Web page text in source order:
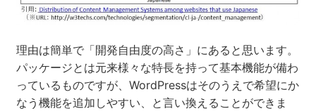
理由は簡単で「開発自由度の高さ」にあると思います。
パッケージとは元来様々な特長を持って基本機能が備わ
っているものですが、WordPressはそのうえで希望にか
なう機能を追加しやすい、と言い換えることができま